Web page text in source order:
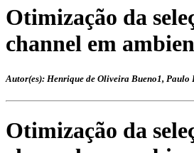
Otimização da
channel em
Autor(es): Henrique de Oliveira Bueno1,
Otimização da